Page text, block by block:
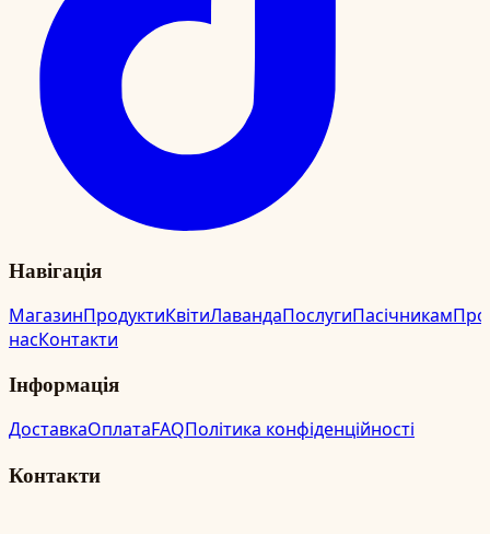
Навігація
МагазинПродуктиКвітиЛавандаПослугиПасічникамПро
насКонтакти
Інформація
ДоставкаОплатаFAQПолітика конфіденційності
Контакти